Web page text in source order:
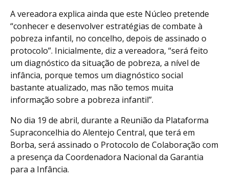
A vereadora explica ainda que este Núcleo pretende
“conhecer e desenvolver estratégias de combate à
pobreza infantil, no concelho, depois de assinado o
protocolo”. Inicialmente, diz a vereadora, “será feito
um diagnóstico da situação de pobreza, a nível de
infância, porque temos um diagnóstico social
bastante atualizado, mas não temos muita
informação sobre a pobreza infantil”.
No dia 19 de abril, durante a Reunião da Plataforma
Supraconcelhia do Alentejo Central, que terá em
Borba, será assinado o Protocolo de Colaboração com
a presença da Coordenadora Nacional da Garantia
para a Infância.